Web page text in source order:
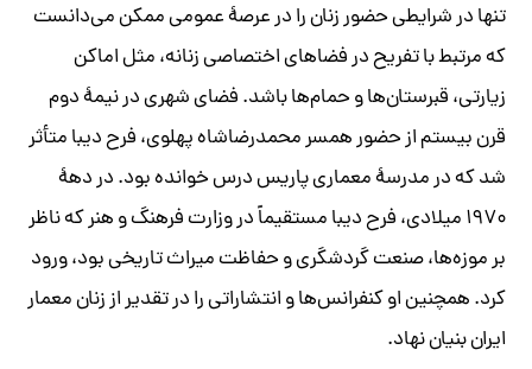
تنها در شرایطی حضور زنان را در عرصۀ عمومی ممکن می‌دانست
که مرتبط با تفریح در فضاهای اختصاصی زنانه، مثل اماکن
زیارتی، قبرستان‌ها و حمام‌ها باشد. فضای شهری در نیمۀ دوم
قرن بیستم از حضور همسر محمدرضاشاه پهلوی، فرح دیبا متأثر
شد که در مدرسۀ معماری پاریس درس خوانده بود. در دهۀ
۱۹۷۰ میلادی، فرح دیبا مستقیماً در وزارت فرهنگ و هنر که ناظر
بر موزه‌ها، صنعت گردشگری و حفاظت میراث تاریخی بود، ورود
کرد. همچنین او کنفرانس‌ها و انتشاراتی را در تقدیر از زنان معمار
ایران بنیان نهاد.